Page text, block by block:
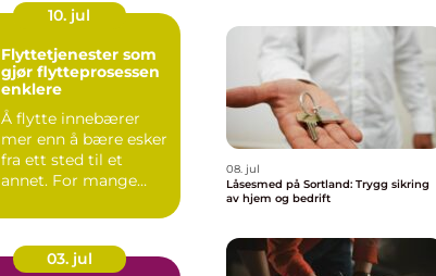
10. jul
Flyttetjenester som
gjør flytteprosessen
enklere
Å flytte innebærer
mer enn å bære esker
fra ett sted til et
annet. For mange
kombinere e...
03. jul
08. jul
Låsesmed på Sortland: Trygg sikring
av hjem og bedrift